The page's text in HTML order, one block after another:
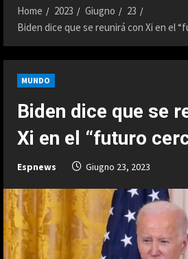
Home 2023 Giugno
23
Biden dice que se reunirá con Xi en el
MUNDO
Biden dice que se
Xi en el “futuro
Espnews Giugno 23, 2023